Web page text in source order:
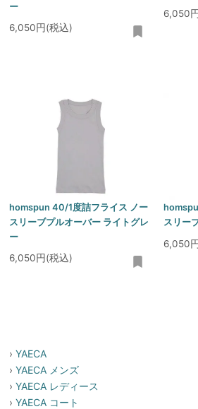
ー
6,050円(税込)
6,050
homspun 40/1度詰フライス ノー
スリーブプルオーバー ライトグレ
ー
6,050円(税込)
スリー
6,050
›YAECA
›YAECA メンズ
›YAECA レディース
›YAECA コート